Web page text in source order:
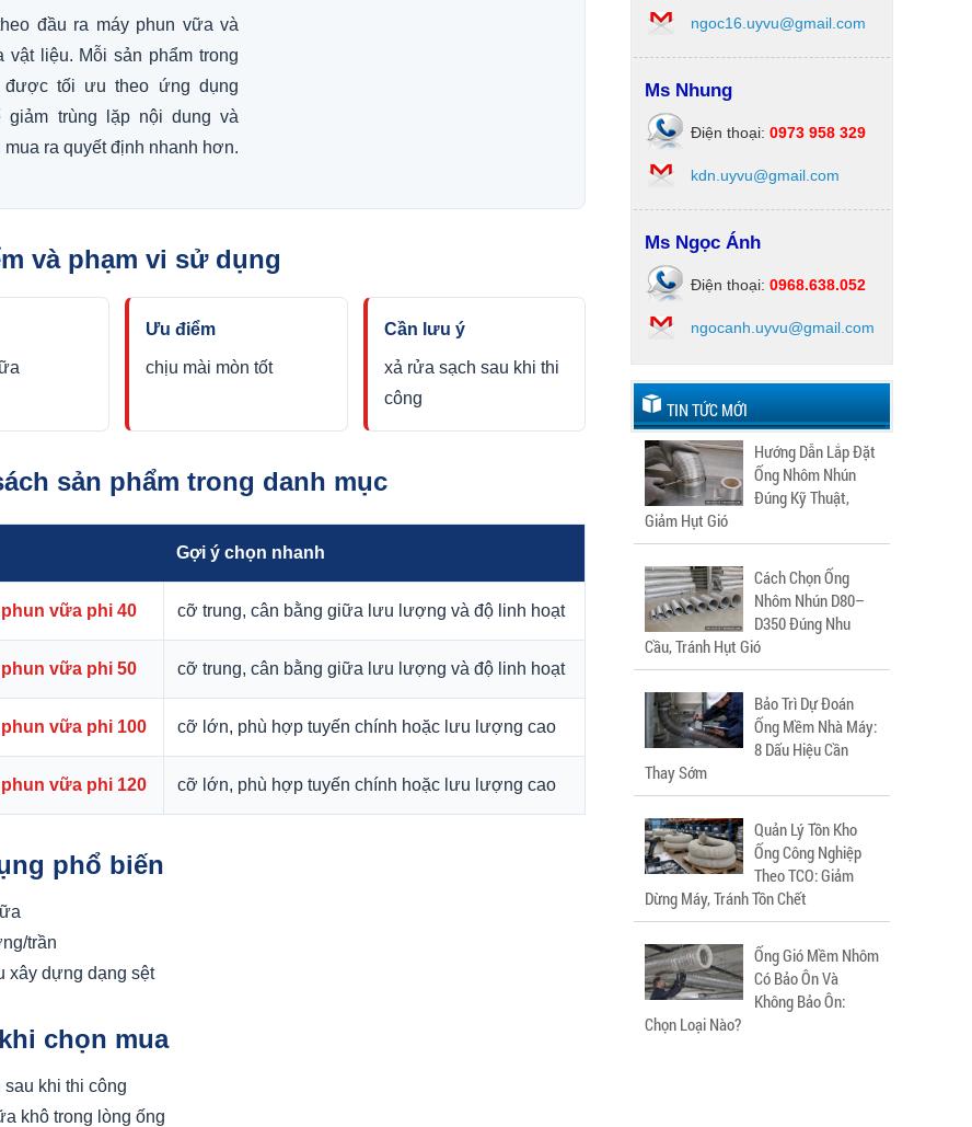
đầu ra máy phun vữa và
vật liệu. Mỗi sản phẩm trong
được tối ưu theo ứng dụng
giảm trùng lặp nội dung và
ra quyết định nhanh hơn.
và phạm vi sử dụng
Ưu điểm
chịu mài mòn tốt
Cần lưu ý
xả rửa sạch sau khi thi
công
sản phẩm trong danh mục
Gợi ý chọn nhanh
vữa phi 40 cỡ trung, cân bằng giữa lưu lượng và độ linh hoạt
vữa phi 50 cỡ trung, cân bằng giữa lưu lượng và độ linh hoạt
vữa phi 100 cỡ lớn, phù hợp tuyến chính hoặc lưu lượng cao
vữa phi 120 cỡ lớn, phù hợp tuyến chính hoặc lưu lượng cao
phổ biến
trần
xây dựng dạng sệt
chọn mua
khi thi công
khô trong lòng ống
ngoc16.uyvu@gmail.com
Ms Nhung
Điện thoại: 0973 958 329
kdn.uyvu@gmail.com
Ms Ngọc Ánh
Điện thoại: 0968.638.052
ngocanh.uyvu@gmail.com
TIN TỨC MỚI
Hướng Dẫn Lắp Đặt
Ống Nhôm Nhún
Đúng Kỹ Thuật,
Giảm Hụt Gió
Cách Chọn Ống
Nhôm Nhún D80–
D350 Đúng Nhu
Cầu, Tránh Hụt Gió
Bảo Trì Dự Đoán
Ống Mềm Nhà Máy:
8 Dấu Hiệu Cần
Thay Sớm
Quản Lý Tồn Kho
Ống Công Nghiệp
Theo TCO: Giảm
Dừng Máy, Tránh Tồn Chết
Ống Gió Mềm Nhôm
Có Bảo Ôn Và
Không Bảo Ôn:
Chọn Loại Nào?